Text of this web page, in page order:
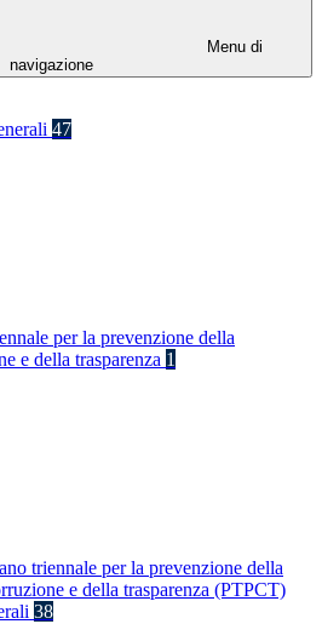
Menu di
navigazione
47
per la prevenzione della
e della trasparenza 1
triennale per la prevenzione della
e della trasparenza (PTPCT)
38